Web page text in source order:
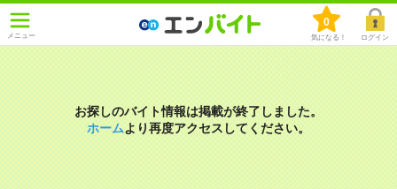
メニュー
0
気になる！ ログイン
お探しのバイト情報は掲載が終了しました。
ホームより再度アクセスしてください。